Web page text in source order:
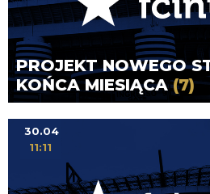
PROJEKT NOWEGO
KOŃCA MIESIĄCA(7)
30.04
11:11